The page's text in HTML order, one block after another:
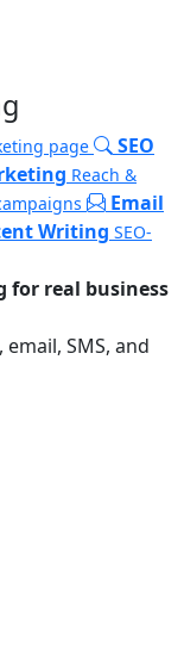
page SEO
Reach &
Email
Writing SEO-
for real business
SMS, and